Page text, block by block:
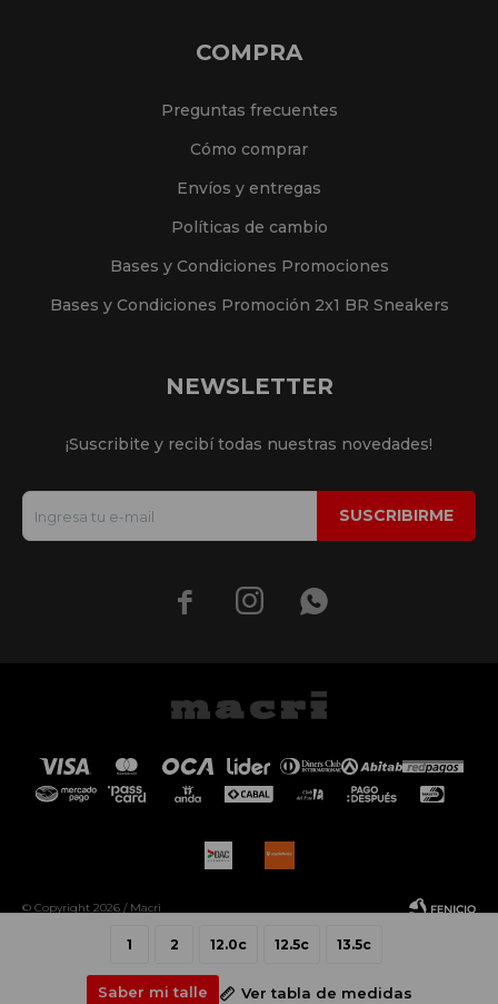
1 2 12.0c 12.5c 13.5c
Saber mi talle Ver tabla de medidas
COMPRA
Preguntas frecuentes
Cómo comprar
Envíos y entregas
Políticas de cambio
Bases y Condiciones Promociones
Bases y Condiciones Promoción 2x1 BR Sneakers
NEWSLETTER
¡Suscribite y recibí todas nuestras novedades!
SUSCRIBIRME
  
© Copyright 2026 / Macri